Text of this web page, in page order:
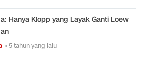
Hanya Klopp yang Layak Ganti Loew
• 5 tahun yang lalu